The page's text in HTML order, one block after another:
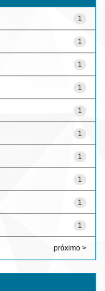
1
1
1
1
1
1
1
1
1
1
próximo >